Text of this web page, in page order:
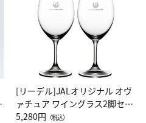
[リーデル]JALオリジナル オヴ
ァチュア ワイングラス2脚セッ
ト（レッドワイン）
5,280円 （税込）